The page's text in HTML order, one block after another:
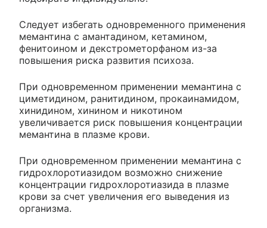
Следует избегать одновременного применения
мемантина с амантадином, кетамином,
фенитоином и декстрометорфаном из-за
повышения риска развития психоза.
При одновременном применении мемантина с
циметидином, ранитидином, прокаинамидом,
хинидином, хинином и никотином
увеличивается риск повышения концентрации
мемантина в плазме крови.
При одновременном применении мемантина с
гидрохлоротиазидом возможно снижение
концентрации гидрохлоротиазида в плазме
крови за счет увеличения его выведения из
организма.